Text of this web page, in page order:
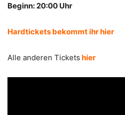
Beginn: 20:00 Uhr
Hardtickets bekommt ihr hier
Alle anderen Tickets hier